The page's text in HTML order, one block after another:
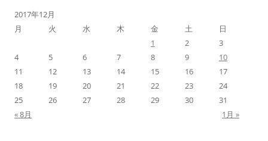
2017年12月
月
火 水 木 金 土
日
1
2
3
4
5 6 7 8 9
10
11
12 13 14 15 16
17
18
19 20 21 22 23
24
25
26 27 28 29 30
31
« 8月
1月 »